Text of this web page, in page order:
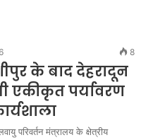
8
के बाद देहरादून
एकीकृत पर्यावरण
परिवर्तन मंत्रालय के क्षेत्रीय